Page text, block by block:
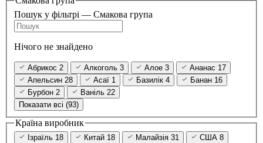
Пошук у фільтрі — Смакова група
Нічого не знайдено
Абрикос 2 Алкоголь 3 Алое 3 Ананас 17
Апельсин 28 Асаї 1 Базилік 4 Банан 16
Бурбон 2 Ваніль 22
Показати всі (93)
Країна виробник
Ізраїль 18 Китай 18 Малайзія 31 США 8